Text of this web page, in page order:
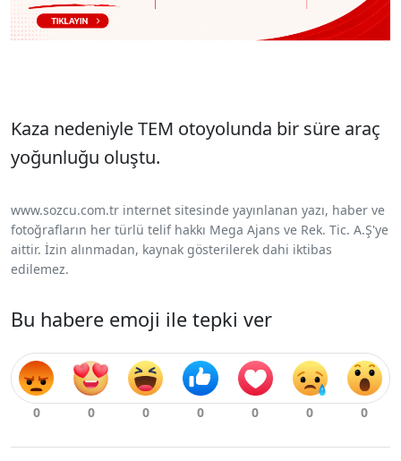
Kaza nedeniyle TEM otoyolunda bir süre araç
yoğunluğu oluştu.
www.sozcu.com.tr internet sitesinde yayınlanan yazı, haber ve
fotoğrafların her türlü telif hakkı Mega Ajans ve Rek. Tic. A.Ş'ye
aittir. İzin alınmadan, kaynak gösterilerek dahi iktibas
edilemez.
Bu habere emoji ile tepki ver